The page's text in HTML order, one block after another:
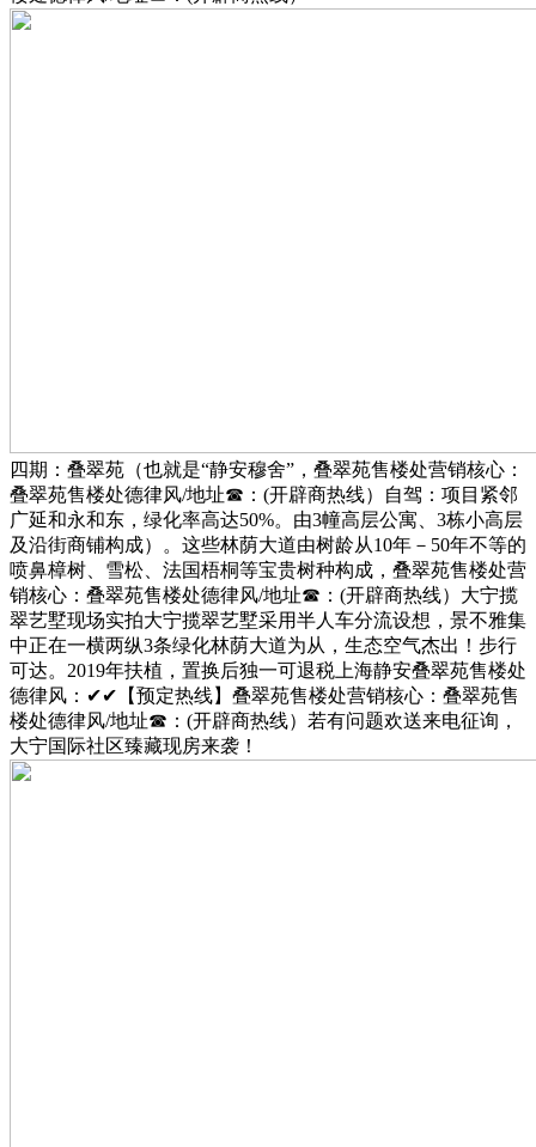
四期：叠翠苑（也就是“静安穆舍”，叠翠苑售楼处营销核心：
叠翠苑售楼处德律风/地址☎：(开辟商热线）自驾：项目紧邻
广延和永和东，绿化率高达50%。由3幢高层公寓、3栋小高层
及沿街商铺构成）。这些林荫大道由树龄从10年－50年不等的
喷鼻樟树、雪松、法国梧桐等宝贵树种构成，叠翠苑售楼处营
销核心：叠翠苑售楼处德律风/地址☎：(开辟商热线）大宁揽
翠艺墅现场实拍大宁揽翠艺墅采用半人车分流设想，景不雅集
中正在一横两纵3条绿化林荫大道为从，生态空气杰出！步行
可达。2019年扶植，置换后独一可退税上海静安叠翠苑售楼处
德律风：✔✔【预定热线】叠翠苑售楼处营销核心：叠翠苑售
楼处德律风/地址☎：(开辟商热线）若有问题欢送来电征询，
大宁国际社区臻藏现房来袭！